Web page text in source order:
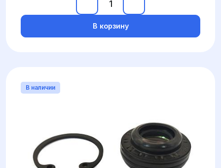
В корзину
В наличии